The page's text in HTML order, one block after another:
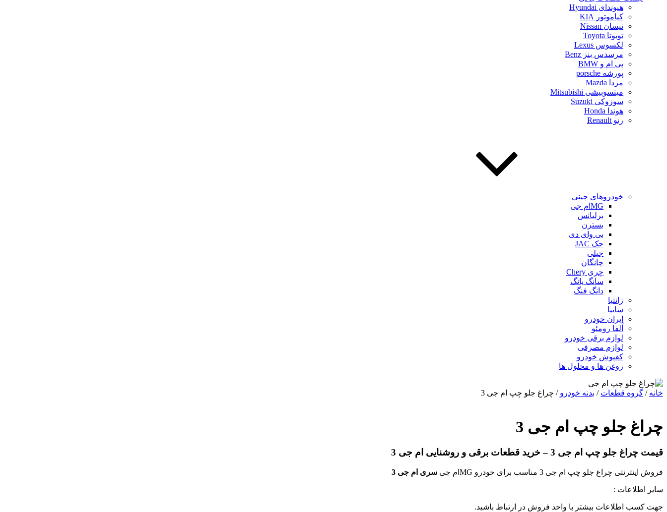
هیوندای Hyundai
کیاموتور KIA
نیسان Nissan
تویوتا Toyota
لکسوس Lexus
مرسدس بنز Benz
بی ام و BMW
پورشه porsche
مزدا Mazda
میتسوبیشی Mitsubishi
سوزوکی Suzuki
هوندا Honda
رنو Renault
خودروهای چینی
MGام جی
برلیانس
بسترن
بی وای دی
جک JAC
جیلی
چانگان
چری Chery
سانگ یانگ
دانگ فنگ
زانتیا
سایپا
ایران خودرو
آلفا رومئو
لوازم برقی خودرو
لوازم مصرفی
کفپوش خودرو
روغن ها و محلول ها
خانه / گروه قطعات / بدنه خودرو / چراغ جلو چپ ام جی 3
چراغ جلو چپ ام جی 3
قیمت چراغ جلو چپ ام جی 3 – خرید قطعات برقی و روشنایی ام جی 3
فروش اینترنتی چراغ جلو چپ ام جی 3 مناسب برای خودرو MGام جی سری ام جی 3
سایر اطلاعات :
جهت کسب اطلاعات بیشتر با واحد فروش در ارتباط باشید.